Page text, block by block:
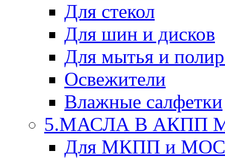
Для стекол
Для шин и дисков
Для мытья и
Освежители
Влажные салфетки
5.МАСЛА В АКПП
Для МКПП и